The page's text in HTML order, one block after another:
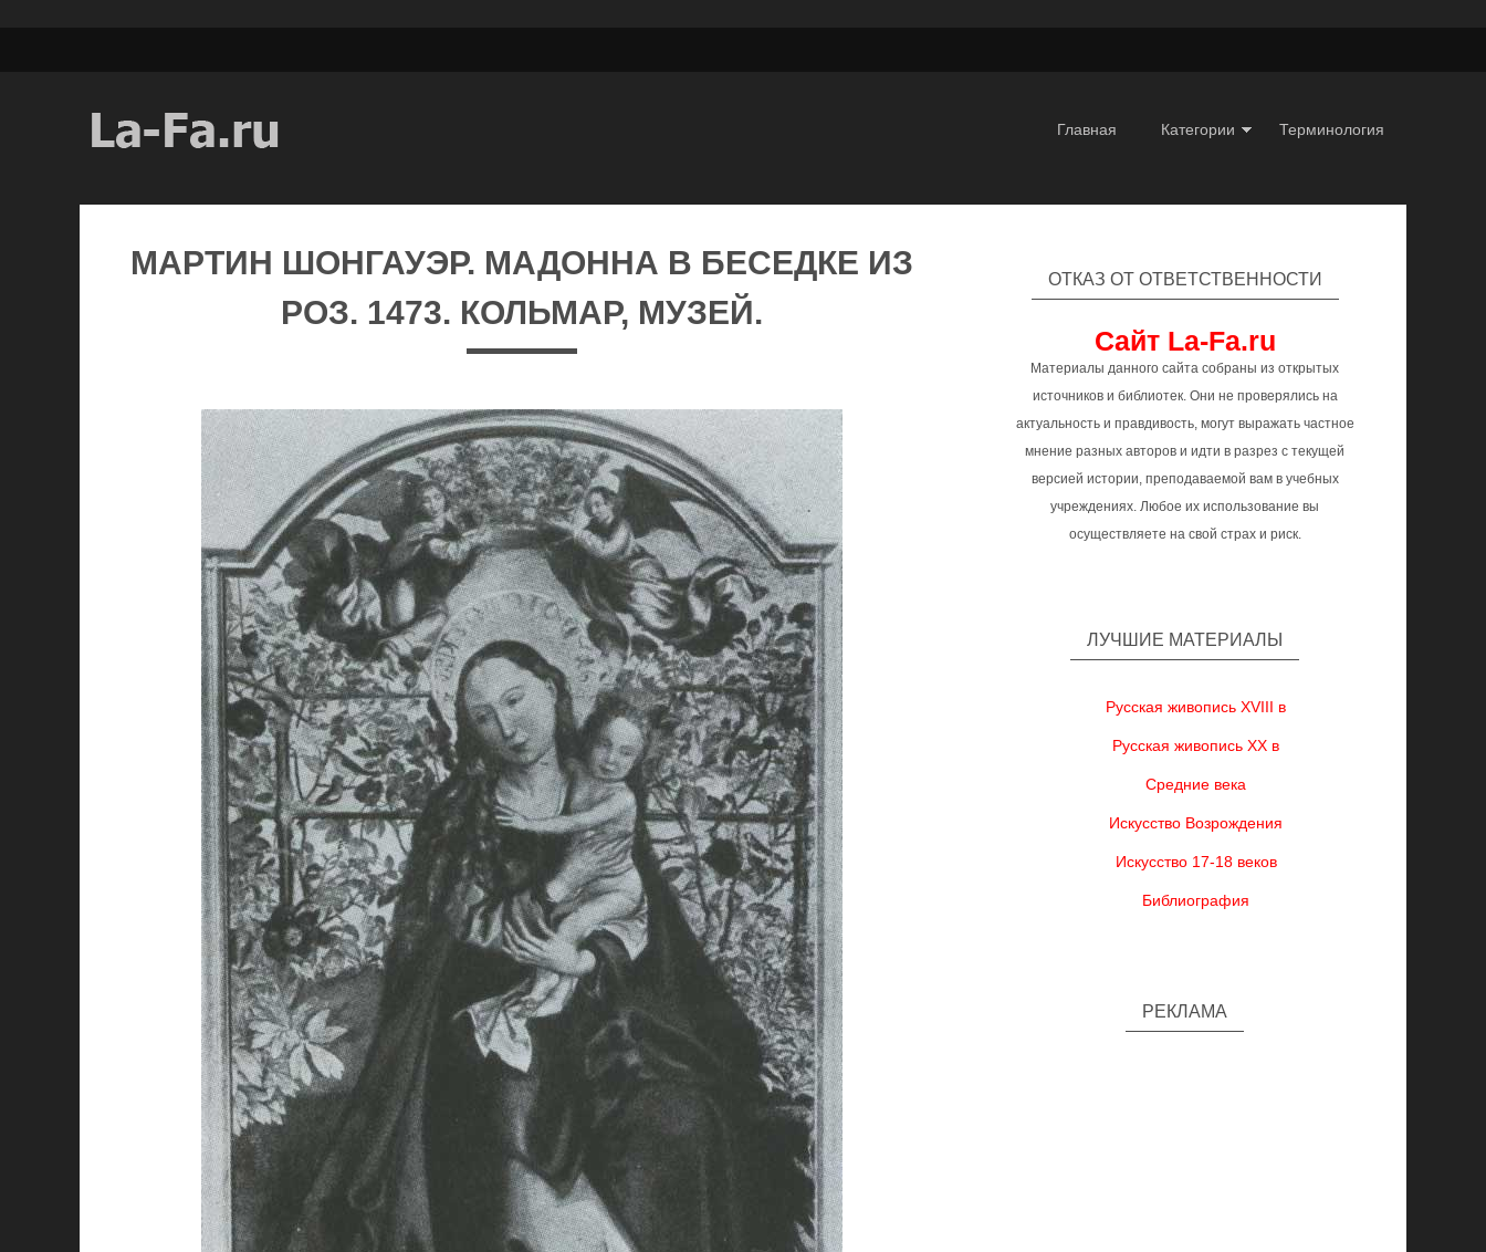
Главная Категории Терминология
МАРТИН ШОНГАУЭР. МАДОННА В БЕСЕДКЕ ИЗ
РОЗ. 1473. КОЛЬМАР, МУЗЕЙ.
ОТКАЗ ОТ ОТВЕТСТВЕННОСТИ
Сайт La-Fa.ru
Материалы данного сайта собраны из открытых
источников и библиотек. Они не проверялись на
актуальность и правдивость, могут выражать частное
мнение разных авторов и идти в разрез с текущей
версией истории, преподаваемой вам в учебных
учреждениях. Любое их использование вы
осуществляете на свой страх и риск.
ЛУЧШИЕ МАТЕРИАЛЫ
Русская живопись XVIII в
Русская живопись XX в
Средние века
Искусство Возрождения
Искусство 17-18 веков
Библиография
РЕКЛАМА